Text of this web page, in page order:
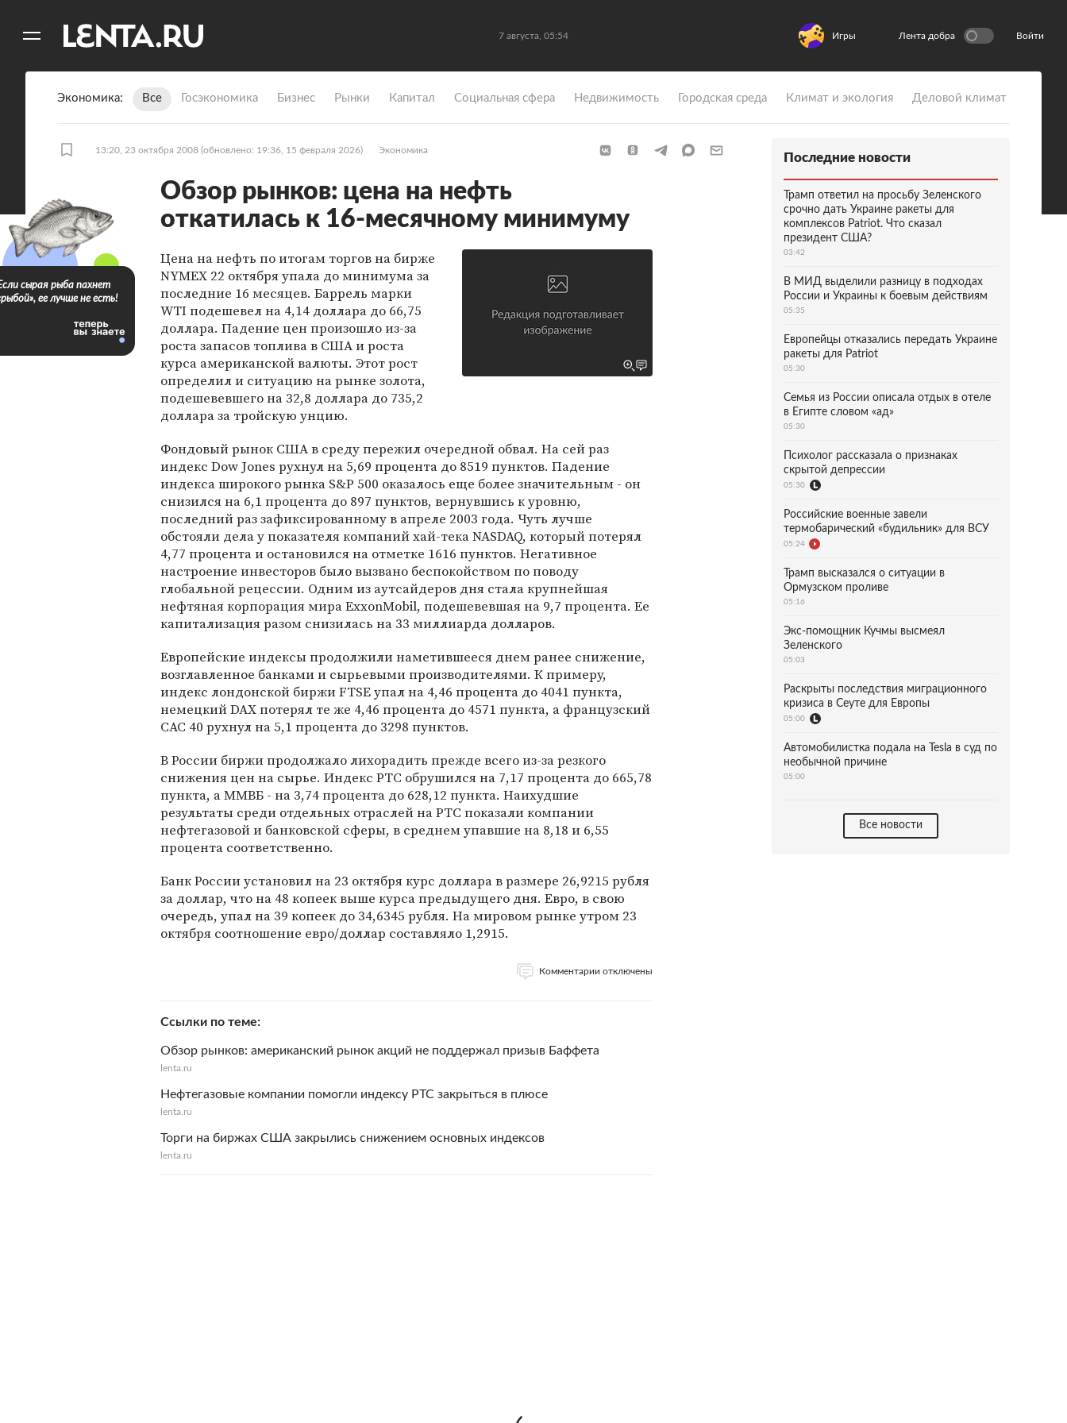
7 августа, 05:54 Игры Лента добра Войти
Экономика Все Госэкономика Бизнес Рынки Капитал Социальная сфера Недвижимость Городская среда Климат и экология Деловой климат
13:20, 23 октября 2008 (обновлено: 19:36, 15 февраля 2026) Экономика
Обзор рынков: цена на нефть
откатилась к 16-месячному минимуму
Цена на нефть по итогам торгов на бирже
NYMEX 22 октября упала до минимума за
последние 16 месяцев. Баррель марки
WTI подешевел на 4,14 доллара до 66,75
доллара. Падение цен произошло из-за
роста запасов топлива в США и роста
курса американской валюты. Этот рост
определил и ситуацию на рынке золота,
подешевевшего на 32,8 доллара до 735,2
доллара за тройскую унцию.
Фондовый рынок США в среду пережил очередной обвал. На сей раз
индекс Dow Jones рухнул на 5,69 процента до 8519 пунктов. Падение
индекса широкого рынка S&P 500 оказалось еще более значительным - он
снизился на 6,1 процента до 897 пунктов, вернувшись к уровню,
последний раз зафиксированному в апреле 2003 года. Чуть лучше
обстояли дела у показателя компаний хай-тека NASDAQ, который потерял
4,77 процента и остановился на отметке 1616 пунктов. Негативное
настроение инвесторов было вызвано беспокойством по поводу
глобальной рецессии. Одним из аутсайдеров дня стала крупнейшая
нефтяная корпорация мира ExxonMobil, подешевевшая на 9,7 процента. Ее
капитализация разом снизилась на 33 миллиарда долларов.
Европейские индексы продолжили наметившееся днем ранее снижение,
возглавленное банками и сырьевыми производителями. К примеру,
индекс лондонской биржи FTSE упал на 4,46 процента до 4041 пункта,
немецкий DAX потерял те же 4,46 процента до 4571 пункта, а французский
CAC 40 рухнул на 5,1 процента до 3298 пунктов.
В России биржи продолжало лихорадить прежде всего из-за резкого
снижения цен на сырье. Индекс РТС обрушился на 7,17 процента до 665,78
пункта, а ММВБ - на 3,74 процента до 628,12 пункта. Наихудшие
результаты среди отдельных отраслей на РТС показали компании
нефтегазовой и банковской сферы, в среднем упавшие на 8,18 и 6,55
процента соответственно.
Банк России установил на 23 октября курс доллара в размере 26,9215 рубля
за доллар, что на 48 копеек выше курса предыдущего дня. Евро, в свою
очередь, упал на 39 копеек до 34,6345 рубля. На мировом рынке утром 23
октября соотношение евро/доллар составляло 1,2915.
Комментарии отключены
Ссылки по теме
Обзор рынков: американский рынок акций не поддержал призыв Баффета
lenta.ru
Нефтегазовые компании помогли индексу РТС закрыться в плюсе
lenta.ru
Торги на биржах США закрылись снижением основных индексов
lenta.ru
сырая рыба пахнет
ее лучше не есть!
Последние новости
Трамп ответил на просьбу Зеленского
срочно дать Украине ракеты для
комплексов Patriot. Что сказал
президент США?
03:42
В МИД выделили разницу в подходах
России и Украины к боевым действиям
05:35
Европейцы отказались передать Украине
ракеты для Patriot
05:30
Семья из России описала отдых в отеле
в Египте словом «ад»
05:30
Психолог рассказала о признаках
скрытой депрессии
05:30
Российские военные завели
термобарический «будильник» для ВСУ
05:24
Трамп высказался о ситуации в
Ормузском проливе
05:16
Экс-помощник Кучмы высмеял
Зеленского
05:03
Раскрыты последствия миграционного
кризиса в Сеуте для Европы
05:00
Автомобилистка подала на Tesla в суд по
необычной причине
05:00
Все новости